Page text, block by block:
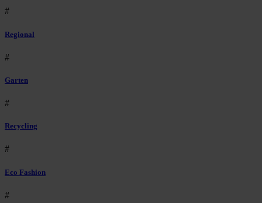
#
Regional
#
Garten
#
Recycling
#
Eco Fashion
#